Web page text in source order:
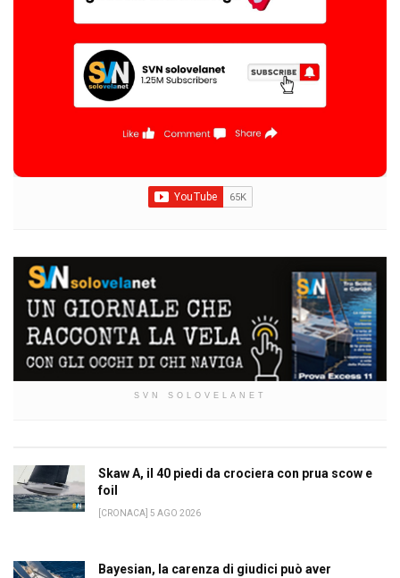
SVN SOLOVELANET
Skaw A, il 40 piedi da crociera con prua scow e
foil
[CRONACA] 5 AGO 2026
Bayesian, la carenza di giudici può aver